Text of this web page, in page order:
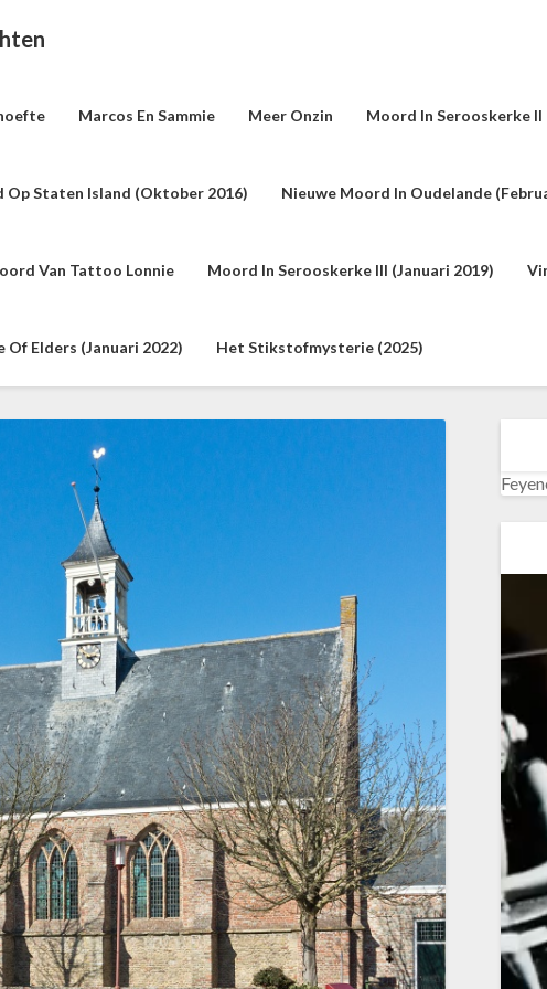
Marcos En Sammie Meer Onzin Moord In Serooskerke
Op Staten Island (oktober 2016) Nieuwe Moord In Oudelande
Van Tattoo Lonnie Moord In Serooskerke III (januari 2019)
Of Elders (januari 2022) Het Stikstofmysterie (2025)